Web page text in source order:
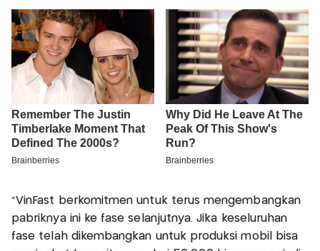
"VinFast berkomitmen untuk terus mengembangkan
pabriknya ini ke fase selanjutnya. Jika keseluruhan
fase telah dikembangkan untuk produksi mobil bisa